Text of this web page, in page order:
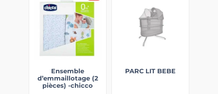
Ensemble
d’emmaillotage (2
pièces) -chicco
PARC LIT BEBE